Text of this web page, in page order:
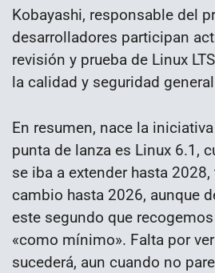
Kobayashi, responsable del
desarrolladores participan
revisión y prueba de Linux
la calidad y seguridad
En resumen, nace la iniciativa
punta de lanza es Linux 6.1,
se iba a extender hasta
cambio hasta 2026, aunque
este segundo que
«como mínimo». Falta por
sucederá, aun cuando no